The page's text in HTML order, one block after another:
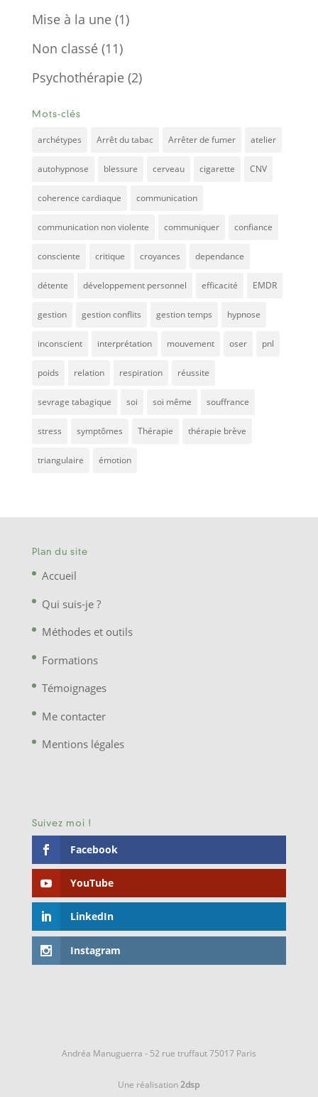
Mise à la une(1)
Non classé(11)
Psychothérapie(2)
Mots-clés
archétypes Arrêt du tabac Arrêter de fumer atelier
autohypnose blessure cerveau cigarette CNV
coherence cardiaque communication
communication non violente communiquer confiance
consciente critique croyances dependance
détente développement personnel efficacité EMDR
gestion gestion conflits gestion temps hypnose
inconscient interprétation mouvement oser pnl
poids relation respiration réussite
sevrage tabagique soi soi même souffrance
stress symptômes Thérapie thérapie brève
triangulaire émotion
Plan du site
Accueil
Qui suis-je ?
Méthodes et outils
Formations
Témoignages
Me contacter
Mentions légales
Suivez moi !
Facebook
YouTube
LinkedIn
Instagram
Andréa Manuguerra - 52 rue truffaut 75017 Paris
Une réalisation2dsp